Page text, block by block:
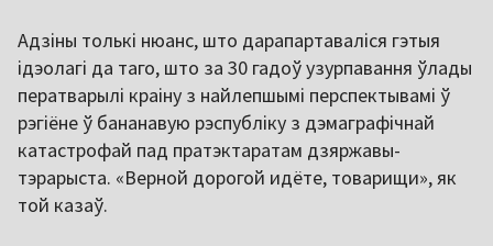
Адзіны толькі нюанс, што дарапартаваліся гэтыя
ідэолагі да таго, што за 30 гадоў узурпавання ўлады
ператварылі краіну з найлепшымі перспектывамі ў
рэгіёне ў бананавую рэспубліку з дэмаграфічнай
катастрофай пад пратэктаратам дзяржавы-
тэрарыста. «Верной дорогой идёте, товарищи», як
той казаў.